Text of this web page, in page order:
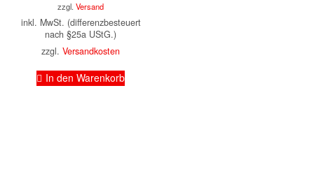
zzgl.Versand
inkl. MwSt. (differenzbesteuert
nach §25a UStG.)
zzgl.Versandkosten
In den Warenkorb